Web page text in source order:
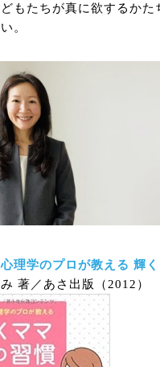
もたちが真に欲するかた
。
理学のプロが教える 輝
著／あさ出版（2012）